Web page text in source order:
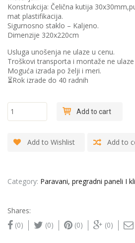
Konstrukcija: Čelična kutija
mat plastifikacija.
️Sigurnosno staklo – Kaljeno.
Dimenzije 320x220cm
Usluga unošenja ne ulaze u cenu.
Troškovi transporta i montaže ne ulaze
Moguća izrada po želji i meri.
⏳Rok izrade do 40 radnih
Metal loft
quantity
Add to cart
Add to Wishlist Add to
Category: Paravani, pregradni paneli I
Shares:
(0)
(0) (0) (0)